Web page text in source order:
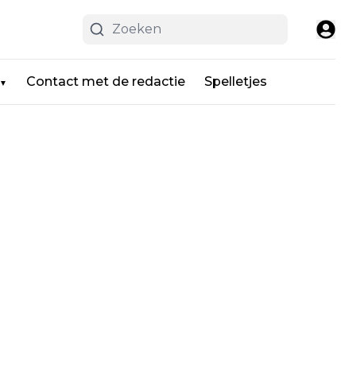
▼ Contact met de redactie Spelletjes